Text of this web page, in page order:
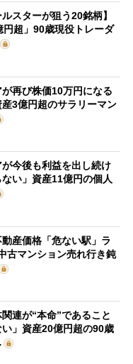
ルスターが狙う20銘柄】
円超」90歳現役トレーダ
が再び株価10万円になる
産3億円超のサラリーマン
が今後も利益を出し続け
い」資産11億円の個人
動産価格「危ない駅」ラ
古マンション売れ行き鈍
関連が“本命”であること
」資産20億円超の90歳